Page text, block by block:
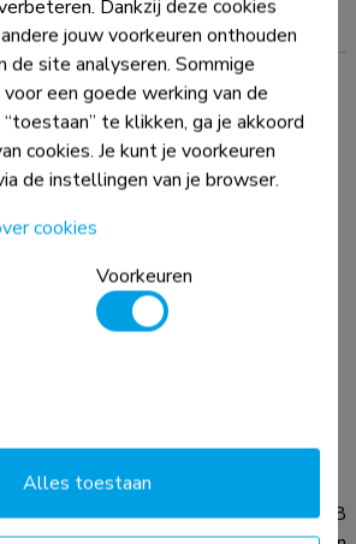
en dienen niet te worden overschreden.
D550DBLACK monitorarm
aan het bureau via een
van een monitorarm profiteert u
van uw monitor. De
in hoogte en diepte te verstellen.
kantelen, zwenken en roteren.
ergonomische werkhouding. Dit
en rugklachten. Kabels zijn netjes
onderzijde van de horizontale arm.
heeft 3 draaipunten en is geschikt
Het draagvermogen van de arm is 8
Dankzij deze cookies
jouw voorkeuren onthouden
de site analyseren. Sommige
een goede werking van de
te klikken, ga je akkoord
cookies. Je kunt je voorkeuren
de instellingen van je browser.
cookies
Voorkeuren
Alles toestaan